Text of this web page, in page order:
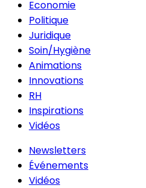
Economie
Politique
Juridique
Soin/Hygiène
Animations
Innovations
RH
Inspirations
Vidéos
Newsletters
Événements
Vidéos